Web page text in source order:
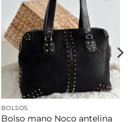
lista de
deseos
BOLSOS
Bolso mano Noco antelina